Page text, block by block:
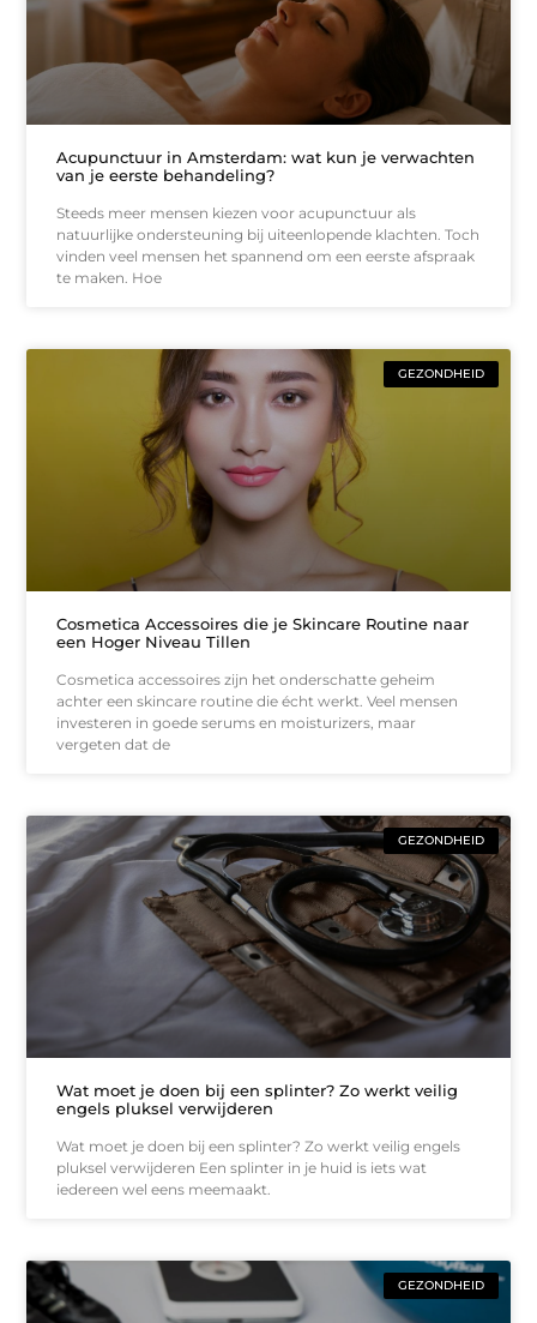
Acupunctuur in Amsterdam: wat kun je verwachten
van je eerste behandeling?
Steeds meer mensen kiezen voor acupunctuur als
natuurlijke ondersteuning bij uiteenlopende klachten. Toch
vinden veel mensen het spannend om een eerste afspraak
te maken. Hoe
GEZONDHEID
Cosmetica Accessoires die je Skincare Routine naar
een Hoger Niveau Tillen
Cosmetica accessoires zijn het onderschatte geheim
achter een skincare routine die écht werkt. Veel mensen
investeren in goede serums en moisturizers, maar
vergeten dat de
GEZONDHEID
Wat moet je doen bij een splinter? Zo werkt veilig
engels pluksel verwijderen
Wat moet je doen bij een splinter? Zo werkt veilig engels
pluksel verwijderen Een splinter in je huid is iets wat
iedereen wel eens meemaakt.
GEZONDHEID